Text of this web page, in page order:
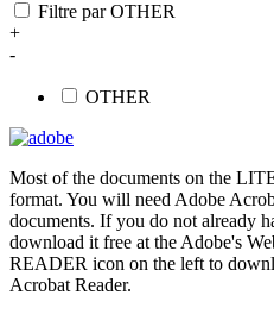
Filtre par OTHER
+
-
OTHER
Most of the documents on the
format. You will need Adobe
documents. If you do not already
download it free at the Adobe's
READER icon on the left to
Acrobat Reader.